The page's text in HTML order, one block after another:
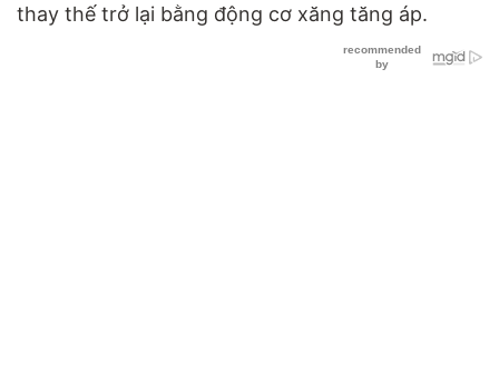
thay thế trở lại bằng động cơ xăng tăng áp.